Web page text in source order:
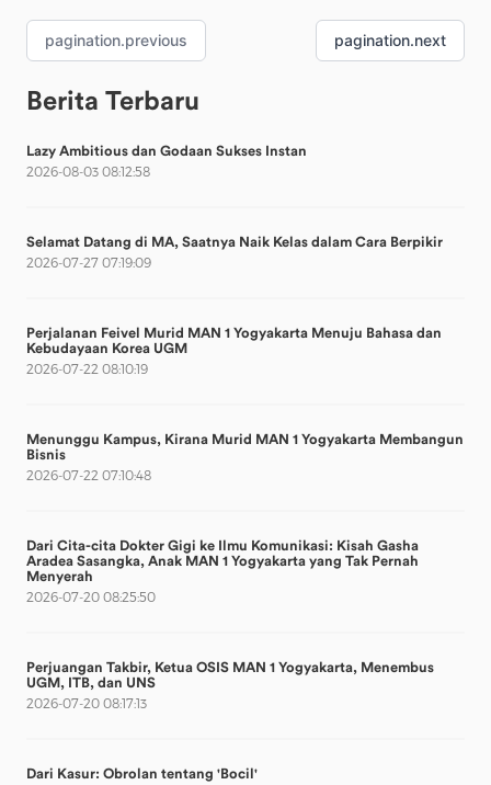
pagination.previous pagination.next
Berita Terbaru
Lazy Ambitious dan Godaan Sukses Instan
2026-08-03 08:12:58
Selamat Datang di MA, Saatnya Naik Kelas dalam Cara Berpikir
2026-07-27 07:19:09
Perjalanan Feivel Murid MAN 1 Yogyakarta Menuju Bahasa dan
Kebudayaan Korea UGM
2026-07-22 08:10:19
Menunggu Kampus, Kirana Murid MAN 1 Yogyakarta Membangun
Bisnis
2026-07-22 07:10:48
Dari Cita-cita Dokter Gigi ke Ilmu Komunikasi: Kisah Gasha
Aradea Sasangka, Anak MAN 1 Yogyakarta yang Tak Pernah
Menyerah
2026-07-20 08:25:50
Perjuangan Takbir, Ketua OSIS MAN 1 Yogyakarta, Menembus
UGM, ITB, dan UNS
2026-07-20 08:17:13
Dari Kasur: Obrolan tentang 'Bocil'